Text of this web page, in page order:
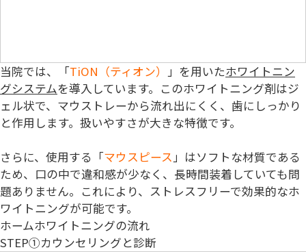
当院では、「TiON（ティオン） 」を用いたホワイトニン
グシステムを導入しています。このホワイトニング剤はジ
ェル状で、マウストレーから流れ出にくく、歯にしっかり
と作用します。扱いやすさが大きな特徴です。
さらに、使用する「マウスピース」はソフトな材質である
ため、口の中で違和感が少なく、長時間装着していても問
題ありません。これにより、ストレスフリーで効果的なホ
ワイトニングが可能です。
ホームホワイトニングの流れ
STEP①カウンセリングと診断